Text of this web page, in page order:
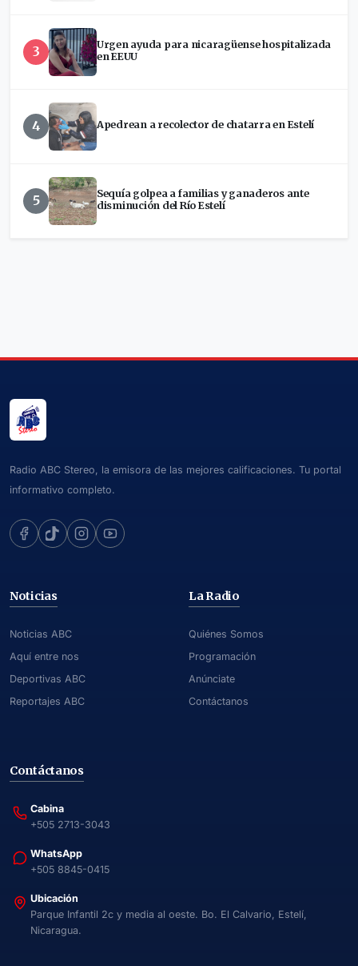
3
Urgen ayuda para nicaragüense hospitalizada
en EEUU
4 Apedrean a recolector de chatarra en Estelí
5
Sequía golpea a familias y ganaderos ante
disminución del Río Estelí
Radio ABC Stereo, la emisora de las mejores calificaciones. Tu portal
informativo completo.
Noticias
Noticias ABC
Aquí entre nos
Deportivas ABC
Reportajes ABC
La Radio
Quiénes Somos
Programación
Anúnciate
Contáctanos
Contáctanos
Cabina
+505 2713-3043
WhatsApp
+505 8845-0415
Ubicación
Parque Infantil 2c y media al oeste. Bo. El Calvario, Estelí,
Nicaragua.